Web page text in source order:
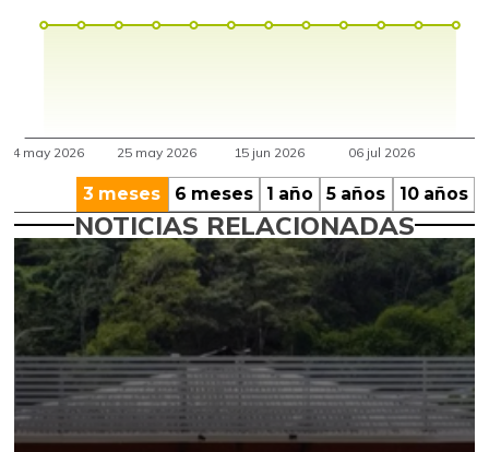
3 meses 6 meses 1 año 5 años 10 años
NOTICIAS RELACIONADAS